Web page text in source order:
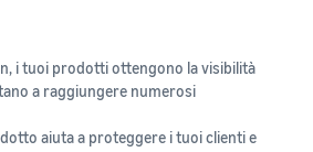
i tuoi prodotti ottengono la visibilità
a raggiungere numerosi
aiuta a proteggere i tuoi clienti e